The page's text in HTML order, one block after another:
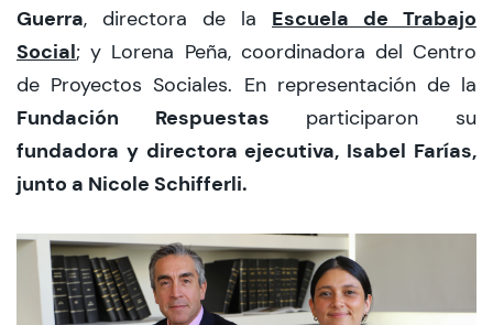
Guerra, directora de la Escuela de Trabajo
Social; y Lorena Peña, coordinadora del Centro
de Proyectos Sociales. En representación de la
Fundación Respuestas participaron su
fundadora y directora ejecutiva, Isabel Farías,
junto a Nicole Schifferli.